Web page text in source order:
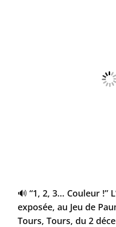
🔊 “1, 2, 3… Couleur !”
exposée, au Jeu de
Tours, Tours, du 2